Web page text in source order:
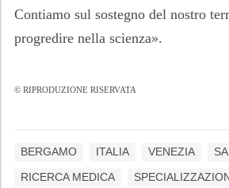
Contiamo sul sostegno del nostro
progredire nella scienza».
© RIPRODUZIONE RISERVATA
BERGAMO ITALIA VENEZIA
RICERCA MEDICA